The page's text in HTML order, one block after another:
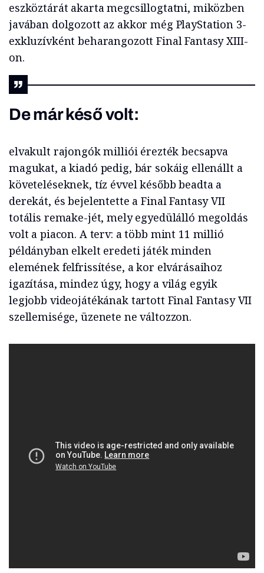
eszköztárát akarta megcsillogtatni, miközben
javában dolgozott az akkor még PlayStation 3-
exkluzívként beharangozott Final Fantasy XIII-
on.
De már késő volt:
elvakult rajongók milliói érezték becsapva
magukat, a kiadó pedig, bár sokáig ellenállt a
követeléseknek, tíz évvel később beadta a
derekát, és bejelentette a Final Fantasy VII
totális remake-jét, mely egyedülálló megoldás
volt a piacon. A terv: a több mint 11 millió
példányban elkelt eredeti játék minden
elemének felfrissítése, a kor elvárásaihoz
igazítása, mindez úgy, hogy a világ egyik
legjobb videojátékának tartott Final Fantasy VII
szellemisége, üzenete ne változzon.